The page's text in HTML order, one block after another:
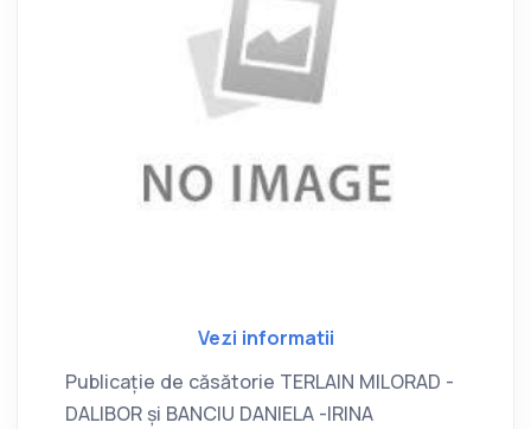
Vezi informatii
Publicație de căsătorie TERLAIN MILORAD -
DALIBOR și BANCIU DANIELA -IRINA